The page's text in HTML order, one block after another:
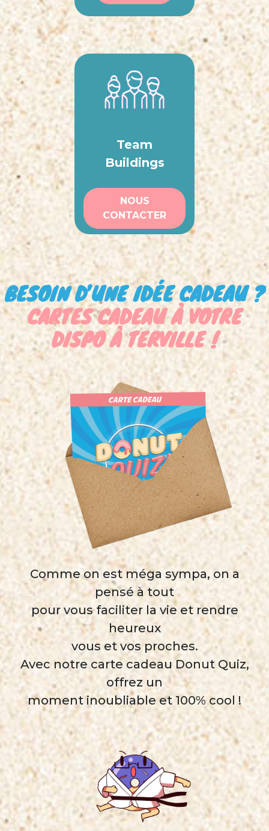
Team
Buildings
NOUS
CONTACTER
BESOIN D’UNE IDÉE CADEAU ?
CARTES CADEAU À VOTRE
DISPO À TERVILLE !
Comme on est méga sympa, on a
pensé à tout
pour vous faciliter la vie et rendre
heureux
vous et vos proches.
Avec notre carte cadeau Donut Quiz,
offrez un
moment inoubliable et 100% cool !